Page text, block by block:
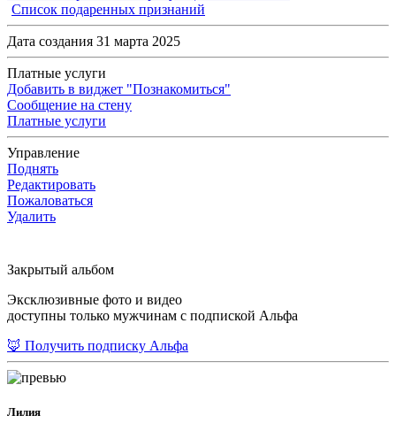
Список подаренных признаний
Дата создания 31 марта 2025
Платные услуги
Добавить в виджет "Познакомиться"
Сообщение на стену
Платные услуги
Управление
Поднять
Редактировать
Пожаловаться
Удалить
Закрытый альбом
Эксклюзивные фото и видео
доступны только мужчинам с подпиской Альфа
🦊 Получить подписку Альфа
Лилия